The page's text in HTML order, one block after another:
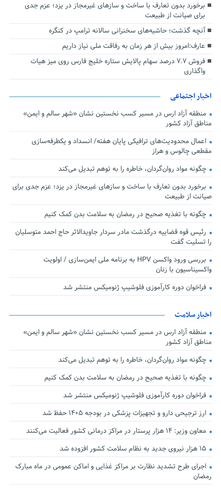
برخورد بدون تعارف با ساخت‌ و سازهای غیرمجاز در یزد؛ عزم جدی
برای صیانت از طبیعت
آنچه گذشت؛ حاشیه‌های سخنرانی سالانه ترامپ در کنگره
عارف:امروز بیش از هر زمان به رفاقت ملی نیاز داریم
فروش ۷.۷ درصد سهام پالایش ستاره خلیج فارس روی میز هیات
واگذاری
اخبار اجتماعی
منطقه آزاد ارس در مسیر کسب نخستین نشان «شهر سالم و ایمن»
مناطق آزاد کشور
اعمال محدودیت‌های ترافیکی پایان هفته/ انسداد و یکطرفه‌سازی
مقطعی چالوس و هراز
چگونه مواد روان‌گردان، خاطره را به توهم تبدیل می‌کند
برخورد بدون تعارف با ساخت‌ و سازهای غیرمجاز در یزد؛ عزم جدی برای
صیانت از طبیعت
چگونه با تغذیه صحیح در رمضان به سلامت بدن کمک کنیم
رئیس قوه قضاییه درگذشت مادر سردار جاویدالاثر حاج احمد متوسلیان
را تسلیت گفت
بررسی ورود واکسن HPV به برنامه ملی ایمن‌سازی / اولویت
واکسیناسیون با زنان
فراخوان دوره کارآموزی فلوشیپ ژنومیکس منتشر شد
اخبار سلامت
منطقه آزاد ارس در مسیر کسب نخستین نشان «شهر سالم و ایمن»
مناطق آزاد کشور
چگونه مواد روان‌گردان، خاطره را به توهم تبدیل می‌کند
چگونه با تغذیه صحیح در رمضان به سلامت بدن کمک کنیم
فراخوان دوره کارآموزی فلوشیپ ژنومیکس منتشر شد
ارز ترجیحی دارو و تجهیزات پزشکی در بودجه ۱۴۰۵ حفظ شد
معاون وزیر: ۱۴ هزار پرستار در مراکز درمانی کشور فعالیت می‌کنند
۱۵ هزار نیروی جدید به نظام سلامت کشور افزوده شد
اجرای طرح تشدید نظارت بر مراکز غذایی و اماکن عمومی در ماه مبارک
رمضان